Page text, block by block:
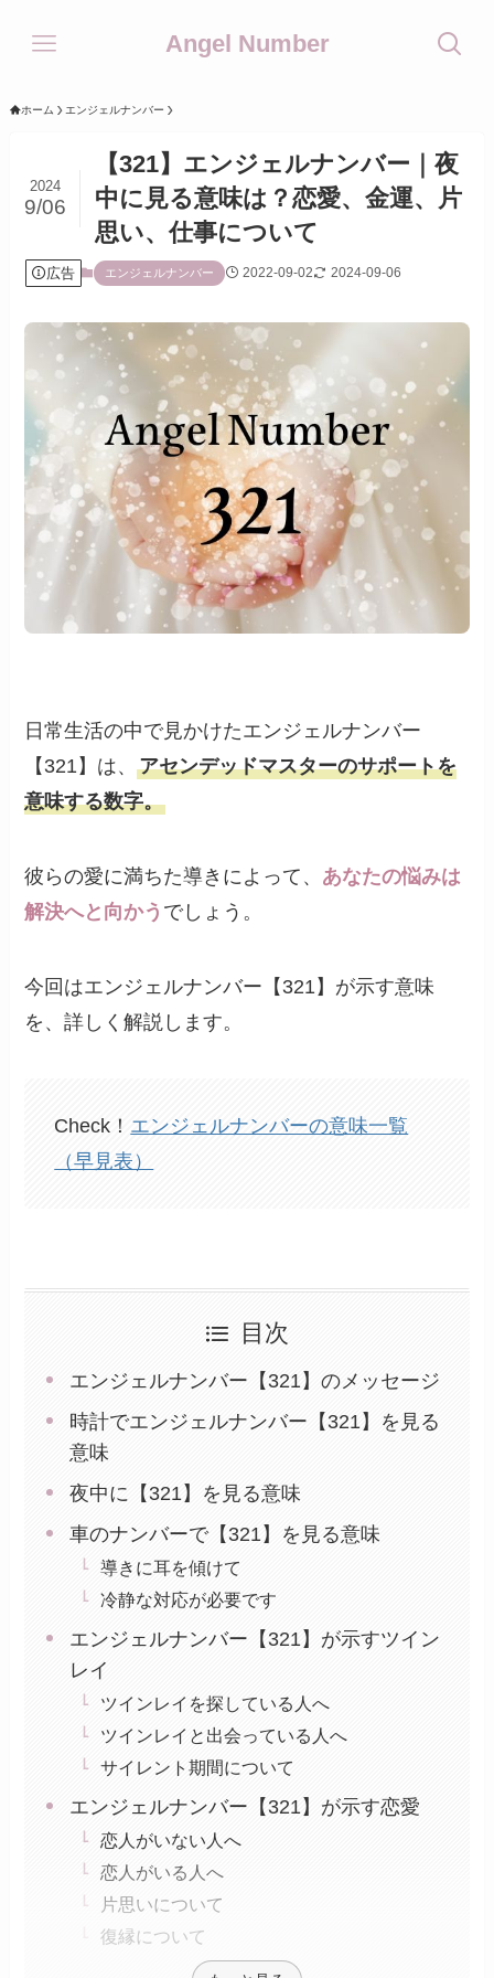
Angel Number
ホーム エンジェルナンバー
【321】エンジェルナンバー｜夜
中に見る意味は？恋愛、金運、片
思い、仕事について
2024
9/06
広告 エンジェルナンバー 2022-09-02 2024-09-06
日常生活の中で見かけたエンジェルナンバー
【321】は、アセンデッドマスターのサポートを
意味する数字。
彼らの愛に満ちた導きによって、 あなたの悩みは
解決へと向かう でしょう。
今回はエンジェルナンバー【321】が示す意味
を、詳しく解説します。
Check！ エンジェルナンバーの意味一覧
（早見表）
目次
エンジェルナンバー【321】のメッセージ
時計でエンジェルナンバー【321】を見る
意味
夜中に【321】を見る意味
車のナンバーで【321】を見る意味
導きに耳を傾けて
冷静な対応が必要です
エンジェルナンバー【321】が示すツイン
レイ
ツインレイを探している人へ
ツインレイと出会っている人へ
サイレント期間について
エンジェルナンバー【321】が示す恋愛
恋人がいない人へ
恋人がいる人へ
片思いについて
復縁について